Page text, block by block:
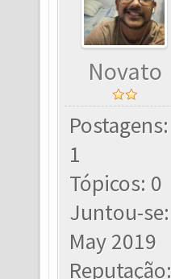
Novato
Postagens:
1
Tópicos: 0
Juntou-se:
May 2019
Reputação: